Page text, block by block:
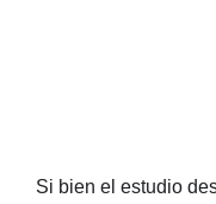
Si bien el estudio